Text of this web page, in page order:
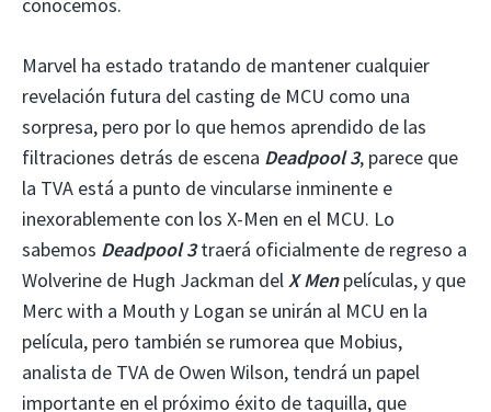
Marvel ha estado tratando de mantener cualquier
revelación futura del casting de MCU como una
sorpresa, pero por lo que hemos aprendido de las
filtraciones detrás de escena Deadpool 3, parece que
la TVA está a punto de vincularse inminente e
inexorablemente con los X-Men en el MCU. Lo
sabemos Deadpool 3traerá oficialmente de regreso a
Wolverine de Hugh Jackman delX Menpelículas, y que
Merc with a Mouth y Logan se unirán al MCU en la
película, pero también se rumorea que Mobius,
analista de TVA de Owen Wilson, tendrá un papel
importante en el próximo éxito de taquilla, que